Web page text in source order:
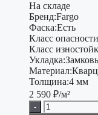
На складе
Бренд:Fargo
Фаска:Есть
Класс
Класс
Укладка:
Материал:
Толщина:4 мм
2 590 ₽/м²
-